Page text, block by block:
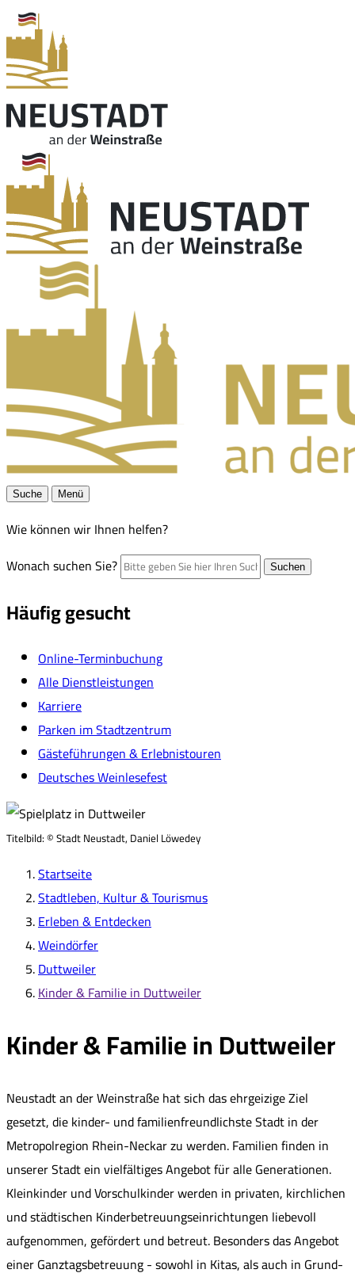
Suche Menü
Wie können wir Ihnen helfen?
Wonach suchen Sie?
Suchen
Häufig gesucht
Online-Terminbuchung
Alle Dienstleistungen
Karriere
Parken im Stadtzentrum
Gästeführungen & Erlebnistouren
Deutsches Weinlesefest
Titelbild:© Stadt Neustadt, Daniel Löwedey
Startseite
Stadtleben, Kultur & Tourismus
Erleben & Entdecken
Weindörfer
Duttweiler
Kinder & Familie in Duttweiler
Kinder & Familie in Duttweiler
Neustadt an der Weinstraße hat sich das ehrgeizige Ziel
gesetzt, die kinder- und familienfreundlichste Stadt in der
Metropolregion Rhein-Neckar zu werden. Familien finden in
unserer Stadt ein vielfältiges Angebot für alle Generationen.
Kleinkinder und Vorschulkinder werden in privaten, kirchlichen
und städtischen Kinderbetreuungseinrichtungen liebevoll
aufgenommen, gefördert und betreut. Besonders das Angebot
einer Ganztagsbetreuung - sowohl in Kitas, als auch in Grund-